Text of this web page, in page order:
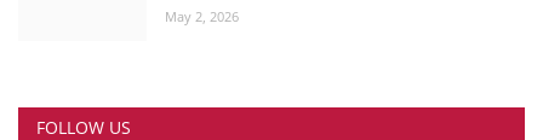
May 2, 2026
FOLLOW US